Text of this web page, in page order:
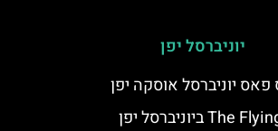
יוניברסל יפן
יוניברסל אוסקה יפן